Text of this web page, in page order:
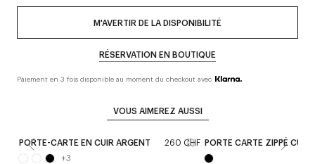
M'AVERTIR DE LA DISPONIBILITÉ
RÉSERVATION EN BOUTIQUE
Paiement en 3 fois disponible au moment du checkout avec
VOUS AIMEREZ AUSSI
PORTE-CARTE EN CUIR ARGENT
260 CHF
+3
PORTE CARTE ZIPPÉ CUIR